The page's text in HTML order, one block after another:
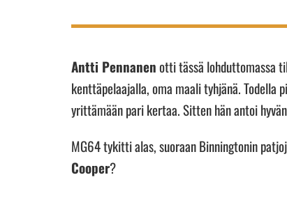
Antti Pennanenotti tässä lohduttomassa
kenttäpelaajalla, oma maali tyhjänä. Todella
yrittämään pari kertaa. Sitten hän antoi
MG64 tykitti alas, suoraan Binningtonin
Cooper?